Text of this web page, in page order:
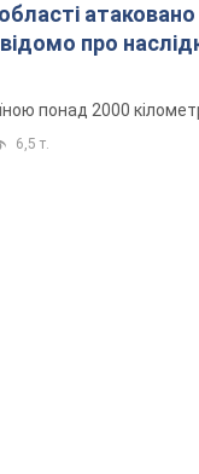
атаковано
про
понад 2000
6,5 т.